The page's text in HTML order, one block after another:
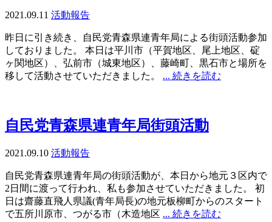
2021.09.11 活動報告
昨日に引き続き、自民党青森県連青年局による街頭活動参加
しておりました。 本日は平川市（平賀地区、尾上地区、碇
ヶ関地区）、弘前市（城東地区）、藤崎町、黒石市と場所を
移して活動させていただきました。 ... 続きを読む
自民党青森県連青年局街頭活動
2021.09.10 活動報告
自民党青森県連青年局の街頭活動が、本日から地元３区内で
2日間に渡って行われ、私も参加させていただきました。 初
日は齋藤直飛人県議(青年局長)の地元板柳町からのスタート
で五所川原市、つがる市（木造地区 ... 続きを読む